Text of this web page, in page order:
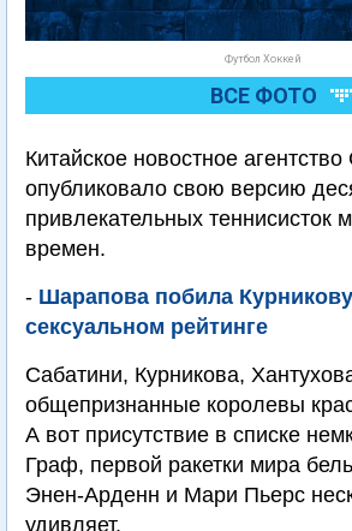
Футбол Хоккей
ВСЕ ФОТО
Китайское новостное
опубликовало свою версию
привлекательных теннисисток
времен.
- Шарапова побила
сексуальном рейтинге
Сабатини, Курникова,
общепризнанные королевы
А вот присутствие в списке
Граф, первой ракетки мира
Энен-Арденн и Мари Пьерс
удивляет.